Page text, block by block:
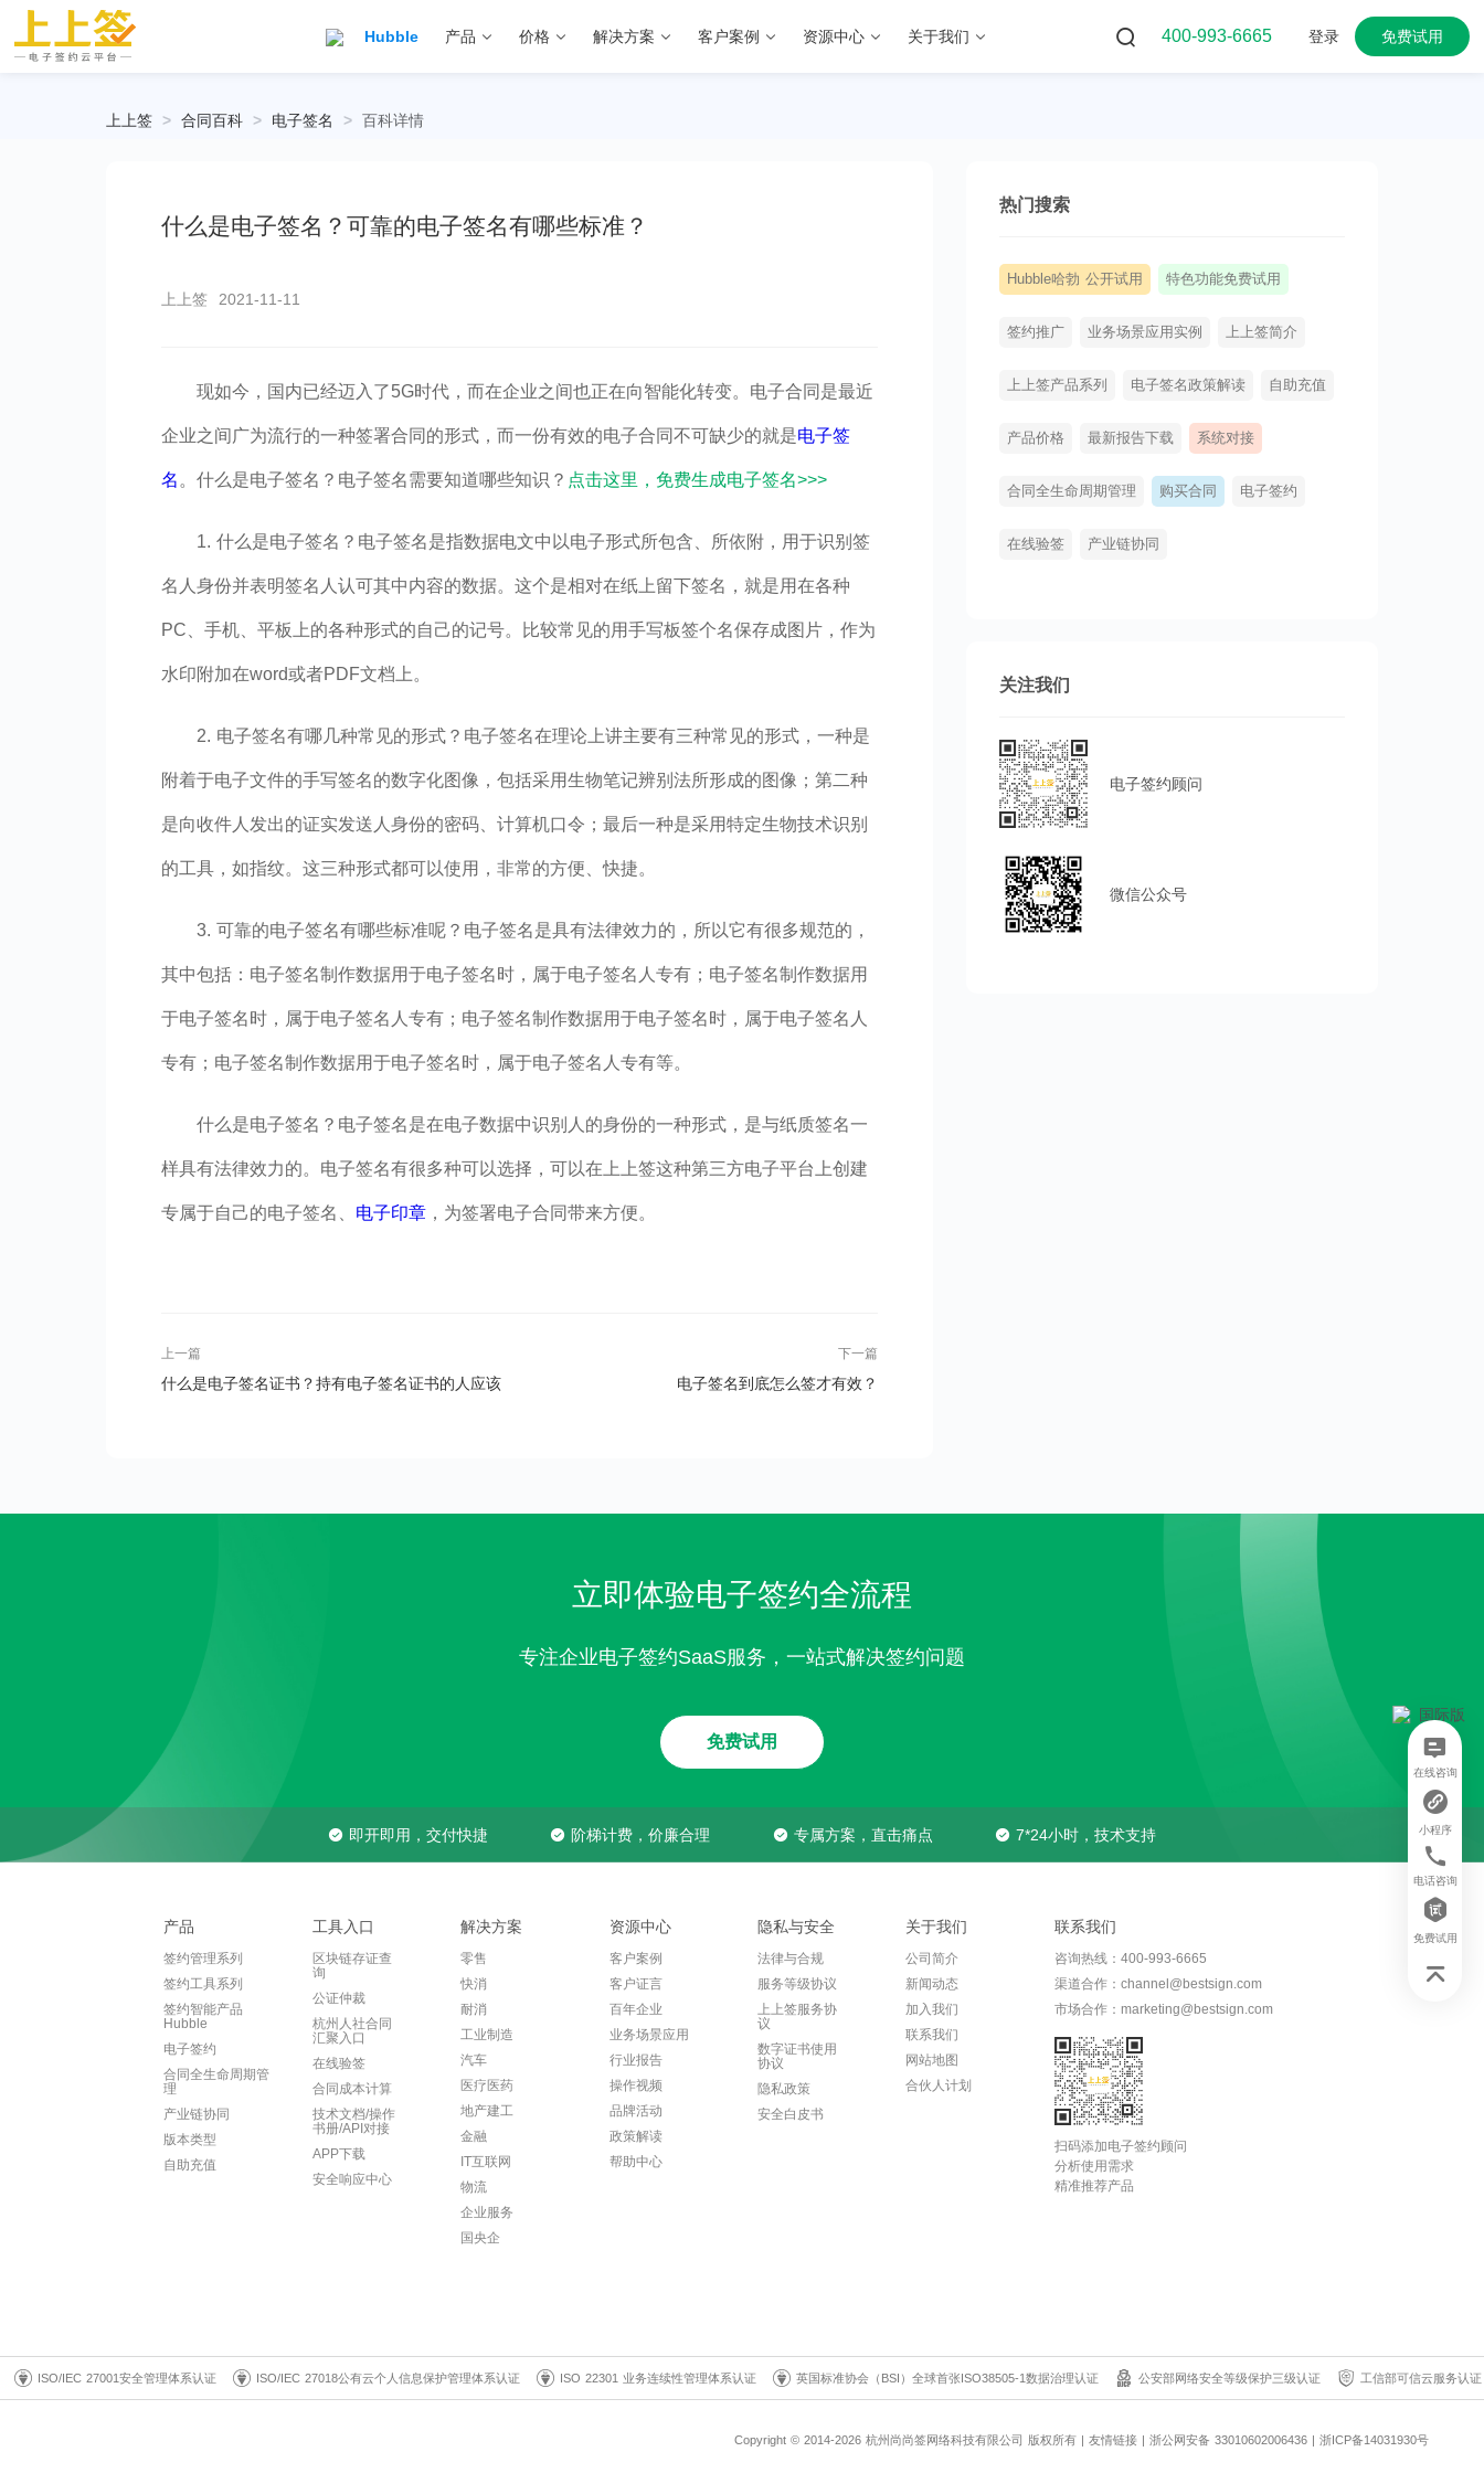
Hubble 产品 价格 解决方案 客户案例 资源中心 关于我们 400-993-6665 登录 免费试用
上上签 > 合同百科 > 电子签名 > 百科详情
什么是电子签名？可靠的电子签名有哪些标准？
上上签 2021-11-11
现如今，国内已经迈入了5G时代，而在企业之间也正在向智能化转变。电子合同是最近
企业之间广为流行的一种签署合同的形式，而一份有效的电子合同不可缺少的就是电子签
名 。什么是电子签名？电子签名需要知道哪些知识？ 点击这里，免费生成电子签名>>>
1. 什么是电子签名？电子签名是指数据电文中以电子形式所包含、所依附，用于识别签
名人身份并表明签名人认可其中内容的数据。这个是相对在纸上留下签名，就是用在各种
PC、手机、平板上的各种形式的自己的记号。比较常见的用手写板签个名保存成图片，作为
水印附加在word或者PDF文档上。
2. 电子签名有哪几种常见的形式？电子签名在理论上讲主要有三种常见的形式，一种是
附着于电子文件的手写签名的数字化图像，包括采用生物笔记辨别法所形成的图像；第二种
是向收件人发出的证实发送人身份的密码、计算机口令；最后一种是采用特定生物技术识别
的工具，如指纹。这三种形式都可以使用，非常的方便、快捷。
3. 可靠的电子签名有哪些标准呢？电子签名是具有法律效力的，所以它有很多规范的，
其中包括：电子签名制作数据用于电子签名时，属于电子签名人专有；电子签名制作数据用
于电子签名时，属于电子签名人专有；电子签名制作数据用于电子签名时，属于电子签名人
专有；电子签名制作数据用于电子签名时，属于电子签名人专有等。
什么是电子签名？电子签名是在电子数据中识别人的身份的一种形式，是与纸质签名一
样具有法律效力的。电子签名有很多种可以选择，可以在上上签这种第三方电子平台上创建
专属于自己的电子签名、 电子印章 ，为签署电子合同带来方便。
上一篇
什么是电子签名证书？持有电子签名证书的人应该
下一篇
电子签名到底怎么签才有效？
热门搜索
Hubble哈勃 公开试用 特色功能免费试用
签约推广 业务场景应用实例 上上签简介
上上签产品系列 电子签名政策解读 自助充值
产品价格 最新报告下载 系统对接
合同全生命周期管理 购买合同 电子签约
在线验签 产业链协同
关注我们
电子签约顾问
微信公众号
立即体验电子签约全流程
专注企业电子签约SaaS服务，一站式解决签约问题
免费试用
即开即用，交付快捷 阶梯计费，价廉合理 专属方案，直击痛点 7*24小时，技术支持
产品
签约管理系列
签约工具系列
签约智能产品
Hubble
电子签约
合同全生命周期管
理
产业链协同
版本类型
自助充值
工具入口
区块链存证查
询
公证仲裁
杭州人社合同
汇聚入口
在线验签
合同成本计算
技术文档/操作
书册/API对接
APP下载
安全响应中心
解决方案
零售
快消
耐消
工业制造
汽车
医疗医药
地产建工
金融
IT互联网
物流
企业服务
国央企
资源中心
客户案例
客户证言
百年企业
业务场景应用
行业报告
操作视频
品牌活动
政策解读
帮助中心
隐私与安全
法律与合规
服务等级协议
上上签服务协
议
数字证书使用
协议
隐私政策
安全白皮书
关于我们
公司简介
新闻动态
加入我们
联系我们
网站地图
合伙人计划
联系我们
咨询热线：400-993-6665
渠道合作：channel@bestsign.com
市场合作：marketing@bestsign.com
扫码添加电子签约顾问
分析使用需求
精准推荐产品
ISO/IEC 27001安全管理体系认证 ISO/IEC 27018公有云个人信息保护管理体系认证 ISO 22301 业务连续性管理体系认证 英国标准协会（BSI）全球首张ISO38505-1数据治理认证 公安部网络安全等级保护三级认证 工信部可信云服务认证
Copyright © 2014-2026 杭州尚尚签网络科技有限公司 版权所有 | 友情链接 | 浙公网安备 33010602006436 | 浙ICP备14031930号
在线咨询
小程序
电话咨询
免费试用